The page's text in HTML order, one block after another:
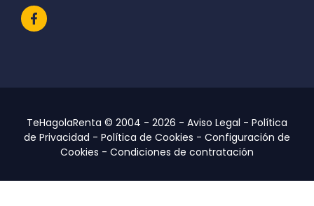
TeHagolaRenta © 2004 - 2026 - Aviso Legal - Política
de Privacidad - Política de Cookies - Configuración de
Cookies - Condiciones de contratación